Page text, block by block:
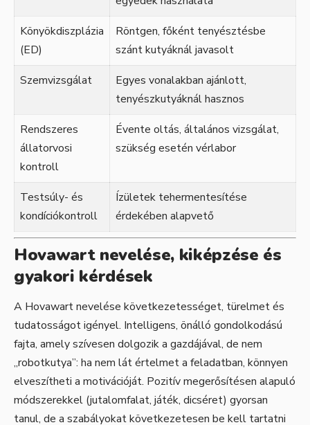
Könyökdiszplázia
(ED)
Röntgen, főként tenyésztésbe
szánt kutyáknál javasolt
Szemvizsgálat
Egyes vonalakban ajánlott,
tenyészkutyáknál hasznos
Rendszeres
állatorvosi
kontroll
Évente oltás, általános vizsgálat,
szükség esetén vérlabor
Testsúly- és
kondíciókontroll
Ízületek tehermentesítése
érdekében alapvető
Hovawart nevelése, kiképzése és
gyakori kérdések
A Hovawart nevelése következetességet, türelmet és
tudatosságot igényel. Intelligens, önálló gondolkodású
fajta, amely szívesen dolgozik a gazdájával, de nem
„robotkutya”: ha nem lát értelmet a feladatban, könnyen
elveszítheti a motivációját. Pozitív megerősítésen alapuló
módszerekkel (jutalomfalat, játék, dicséret) gyorsan
tanul, de a szabályokat következetesen be kell tartatni